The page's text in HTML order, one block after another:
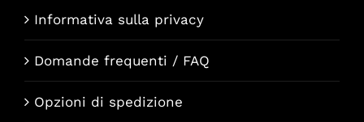
Informativa sulla privacy
Domande frequenti / FAQ
Opzioni di spedizione